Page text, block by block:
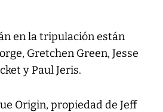
en la tripulación están
Gretchen Green, Jesse
y Paul Jeris.
Origin, propiedad de Jeff